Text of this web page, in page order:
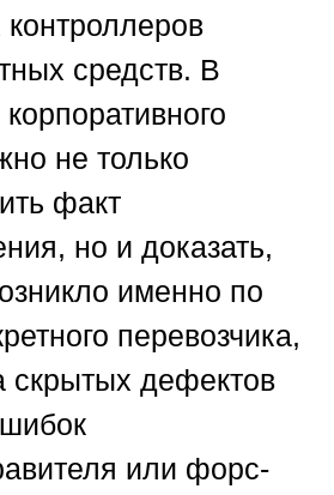
средств. В
не только
факт
но и доказать,
именно по
перевозчика,
скрытых дефектов
или форс-